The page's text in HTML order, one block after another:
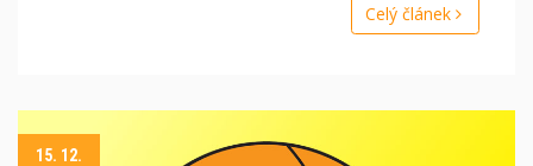
Celý článek
15. 12.